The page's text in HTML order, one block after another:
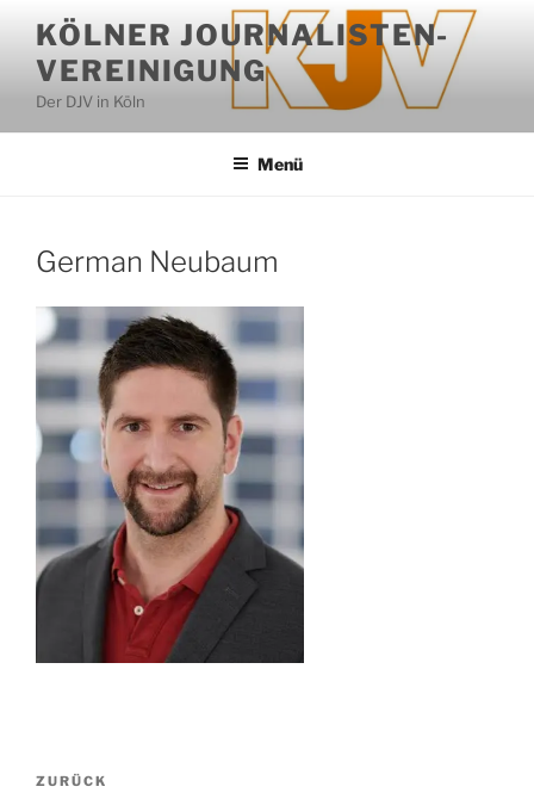
Inhalt
springen
KÖLNER JOURNALISTEN-
VEREINIGUNG
Der DJV in Köln
Menü
German Neubaum
Beitragsnavigation
Vorheriger
ZURÜCK